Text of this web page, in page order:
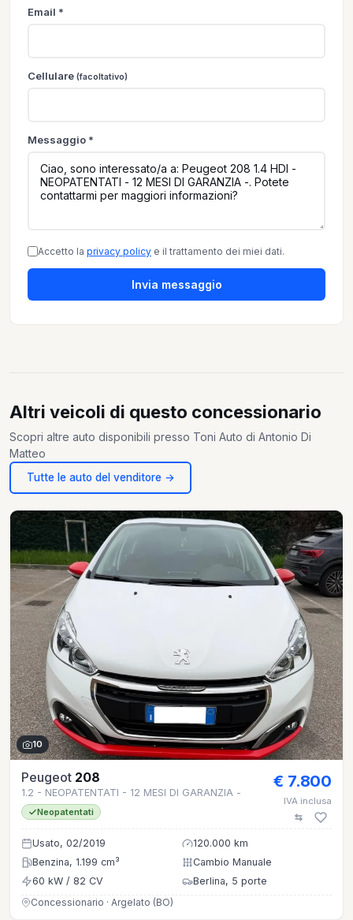
Email *
Cellulare (facoltativo)
Messaggio *
Accetto la privacy policy e il trattamento dei miei dati.
Invia messaggio
Altri veicoli di questo concessionario
Scopri altre auto disponibili presso Toni Auto di Antonio Di
Matteo
Tutte le auto del venditore →
10
Peugeot 208
1.2 - NEOPATENTATI - 12 MESI DI GARANZIA -
Neopatentati
€ 7.800
IVA inclusa
Usato, 02/2019
120.000 km
Benzina, 1.199 cm³
Cambio Manuale
60 kW / 82 CV
Berlina, 5 porte
Concessionario · Argelato (BO)